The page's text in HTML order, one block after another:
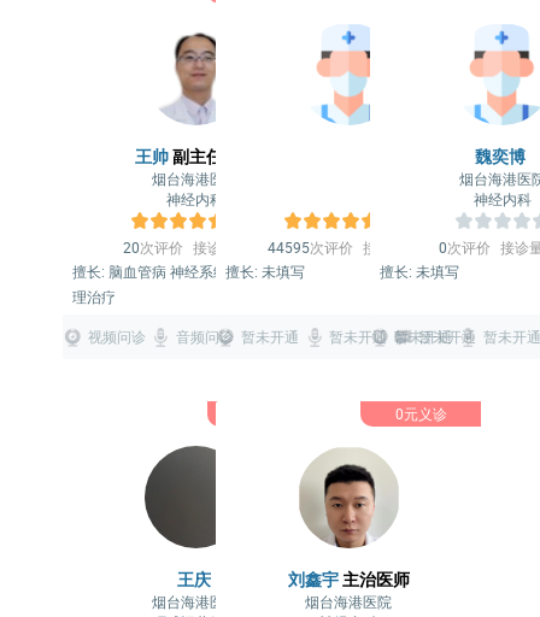
王帅副主任医师
烟台海港医院
神经内科
20次评价 接诊量：
擅长: 脑血管病 神经系统疾病 康复与物
理治疗
视频问诊 音频问诊 图文问诊
44595次评价 接诊量：
擅长: 未填写
暂未开通 暂未开通 暂未开通
魏奕博
烟台海港医
神经内科
0次评价 接诊
擅长: 未填写
暂未开通 暂未开通
王庆
烟台海港医院
0元义诊
刘鑫宇主治医师
烟台海港医院